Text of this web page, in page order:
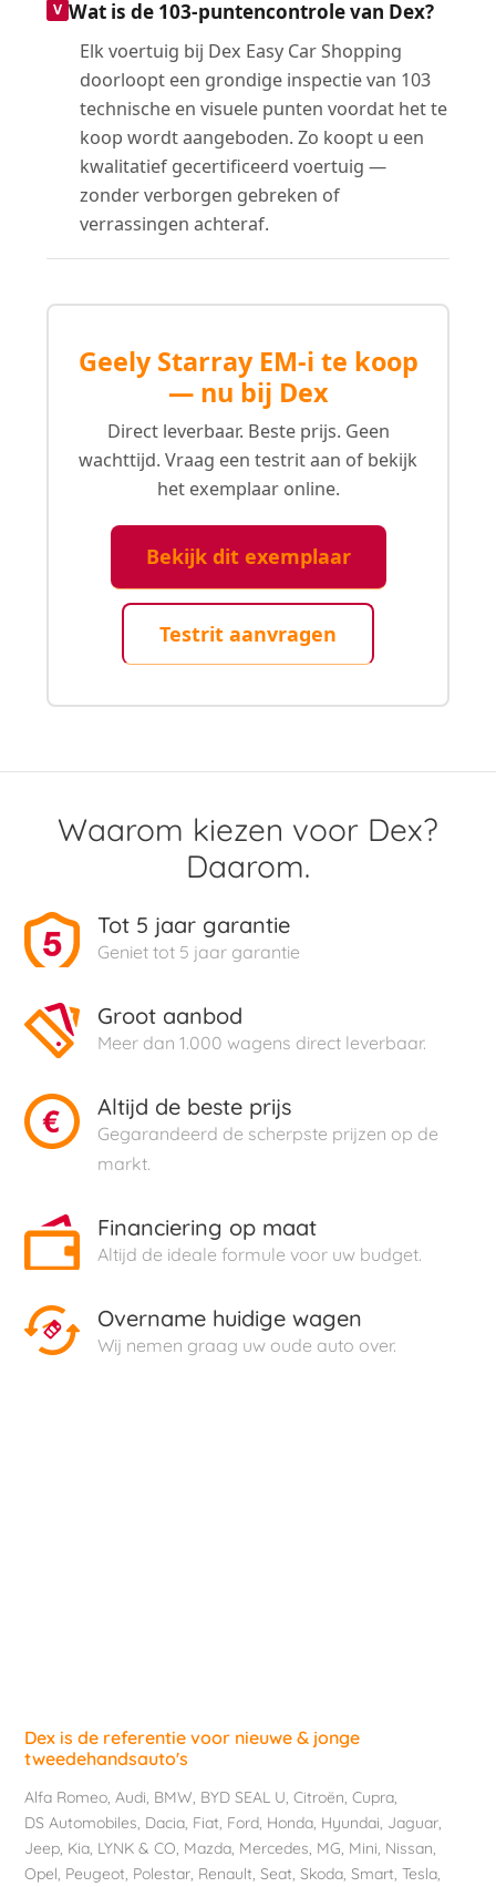
Wat is de 103-puntencontrole van Dex?
Elk voertuig bij Dex Easy Car Shopping
doorloopt een grondige inspectie van 103
technische en visuele punten voordat het te
koop wordt aangeboden. Zo koopt u een
kwalitatief gecertificeerd voertuig —
zonder verborgen gebreken of
verrassingen achteraf.
Geely Starray EM-i te koop
— nu bij Dex
Direct leverbaar. Beste prijs. Geen
wachttijd. Vraag een testrit aan of bekijk
het exemplaar online.
Bekijk dit exemplaar
Testrit aanvragen
Waarom kiezen voor Dex?
Daarom.
Tot 5 jaar garantie
Geniet tot 5 jaar garantie
Groot aanbod
Meer dan 1.000 wagens direct leverbaar.
Altijd de beste prijs
Gegarandeerd de scherpste prijzen op de
markt.
Financiering op maat
Altijd de ideale formule voor uw budget.
Overname huidige wagen
Wij nemen graag uw oude auto over.
Dex is de referentie voor nieuwe & jonge
tweedehandsauto's
Alfa Romeo,Audi, BMW, BYD SEAL U,Citroën,Cupra,
DS Automobiles, Dacia, Fiat, Ford, Honda, Hyundai, Jaguar,
Jeep, Kia, LYNK & CO, Mazda, Mercedes, MG, Mini, Nissan,
Opel, Peugeot, Polestar, Renault,Seat,Skoda,Smart,Tesla,